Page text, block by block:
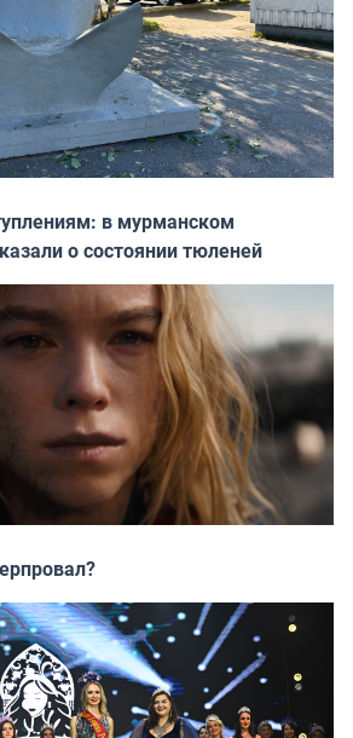
в мурманском
о состоянии тюленей